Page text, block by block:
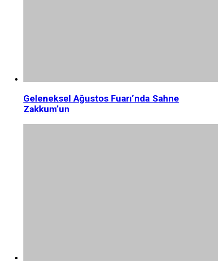
Geleneksel Ağustos Fuarı’nda Sahne
Zakkum’un